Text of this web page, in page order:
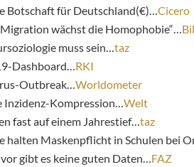
Botschaft für Deutschland(€)… Cicero
Migration wächst die Homophobie“…
muss sein… taz
Dashboard… RKI
Outbreak… Worldometer
Inzidenz-Kompression… Welt
fast auf einem Jahrestief… taz
halten Maskenpflicht in Schulen bei
gibt es keine guten Daten… FAZ